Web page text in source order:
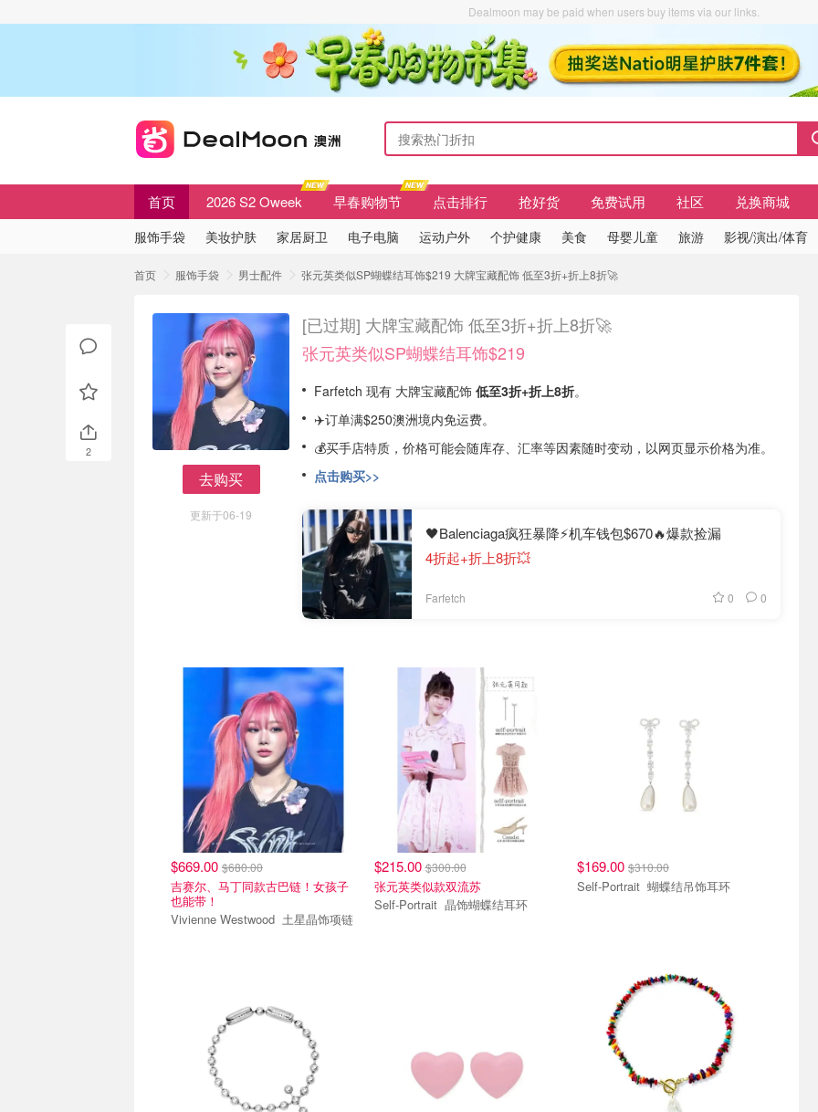
Dealmoon may be paid when users buy items via our links.
首页 2026 S2 Oweek 早春购物节 点击排行 抢好货 免费试用 社区 兑换商城
服饰手袋 美妆护肤 家居厨卫 电子电脑 运动户外 个护健康 美食 母婴儿童 旅游 影视/演出/体育
首页 服饰手袋 男士配件 张元英类似SP蝴蝶结耳饰$219 大牌宝藏配饰 低至3折+折上8折🚀
去购买
更新于06-19
[已过期] 大牌宝藏配饰 低至3折+折上8折🚀
张元英类似SP蝴蝶结耳饰$219
Farfetch 现有 大牌宝藏配饰 低至3折+折上8折。
✈️订单满$250澳洲境内免运费。
💰买手店特质，价格可能会随库存、汇率等因素随时变动，以网页显示价格为准。
点击购买>>
🖤Balenciaga疯狂暴降⚡️机车钱包$670🔥爆款捡漏
4折起+折上8折💥
Farfetch 0 0
$669.00 $680.00
吉赛尔、马丁同款古巴链！女孩子
也能带！
Vivienne Westwood 土星晶饰项链
$215.00$300.00
张元英类似款双流苏
Self-Portrait 晶饰蝴蝶结耳环
$169.00 $310.00
Self-Portrait 蝴蝶结吊饰耳环
2